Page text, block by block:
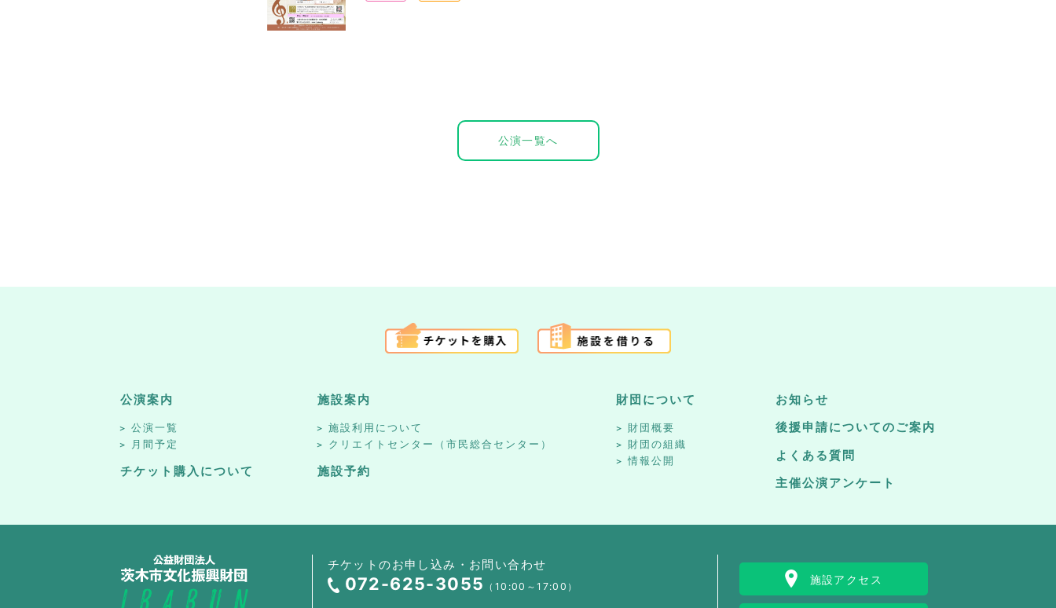
公演一覧へ
公演案内
公演一覧
月間予定
チケット購入について
施設案内
施設利用について
クリエイトセンター（市民総合センター）
施設予約
財団について
財団概要
財団の組織
情報公開
お知らせ
後援申請についてのご案内
よくある質問
主催公演アンケート
チケットのお申し込み・お問い合わせ
072-625-3055 （10:00～17:00）
施設アクセス